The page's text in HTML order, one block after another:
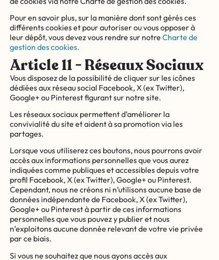
Pour en savoir plus, sur la manière dont sont gérés ces
différents cookies et pour autoriser ou vous opposer à
leur dépôt, vous devez vous rendre sur notre Charte de
gestion des cookies.
Article 11 - Réseaux Sociaux
Vous disposez de la possibilité de cliquer sur les icônes
dédiées aux réseau social Facebook, X (ex Twitter),
Google+ ou Pinterest figurant sur notre site.
Les réseaux sociaux permettent d’améliorer la
convivialité du site et aident à sa promotion via les
partages.
Lorsque vous utiliserez ces boutons, nous pourrons avoir
accès aux informations personnelles que vous aurez
indiquées comme publiques et accessibles depuis votre
profil Facebook, X (ex Twitter), Google+ ou Pinterest.
Cependant, nous ne créons ni n’utilisons aucune base de
données indépendante de Facebook, X (ex Twitter),
Google+ ou Pinterest à partir de ces informations
personnelles que vous pouvez y publier et nous
n’exploitons aucune donnée relevant de votre vie privée
par ce biais.
Si vous ne souhaitez que nous ayons accès aux